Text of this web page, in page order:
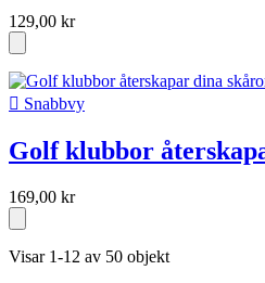
129,00 kr
 Snabbvy
Golf klubbor
169,00 kr
Visar 1-12 av 50 objekt